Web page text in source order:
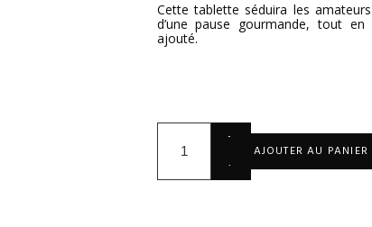
Cette tablette séduira les
d’une pause gourmande, tout
ajouté.
+
-
AJOUTER AU PANIER